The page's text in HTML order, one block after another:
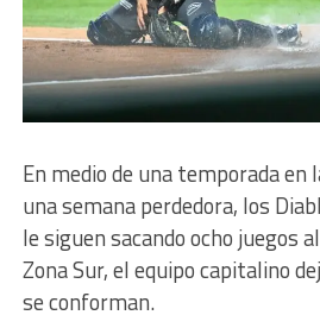
En medio de una temporada en
una semana perdedora, los
le siguen sacando ocho juegos
Zona Sur, el equipo capitalino
se conforman.